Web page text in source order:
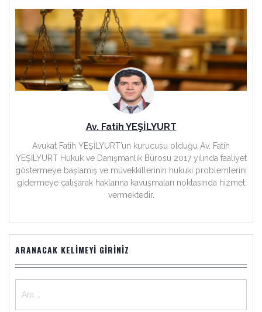
Av. Fatih YEŞİLYURT
Avukat Fatih YEŞİLYURT’un kurucusu olduğu Av. Fatih
YEŞİLYURT Hukuk ve Danışmanlık Bürosu 2017 yılında faaliyet
göstermeye başlamış ve müvekkillerinin hukuki problemlerini
gidermeye çalışarak haklarına kavuşmaları noktasında hizmet
vermektedir.
ARANACAK KELIMEYI GIRINIZ